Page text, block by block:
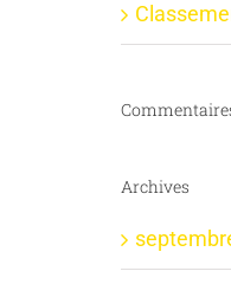
Archives